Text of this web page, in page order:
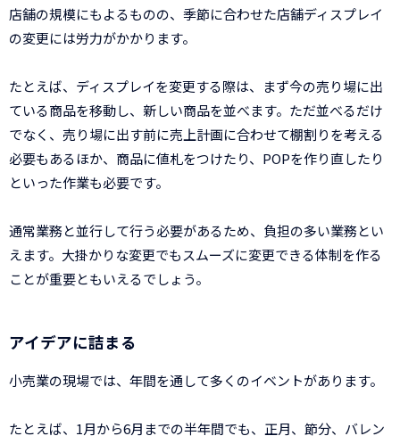
店舗の規模にもよるものの、季節に合わせた店舗ディスプレイ
の変更には労力がかかります。
たとえば、ディスプレイを変更する際は、まず今の売り場に出
ている商品を移動し、新しい商品を並べます。ただ並べるだけ
でなく、売り場に出す前に売上計画に合わせて棚割りを考える
必要もあるほか、商品に値札をつけたり、POPを作り直したり
といった作業も必要です。
通常業務と並行して行う必要があるため、負担の多い業務とい
えます。大掛かりな変更でもスムーズに変更できる体制を作る
ことが重要ともいえるでしょう。
アイデアに詰まる
小売業の現場では、年間を通して多くのイベントがあります。
たとえば、1月から6月までの半年間でも、正月、節分、バレン